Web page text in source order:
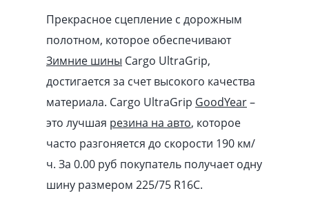
Прекрасное сцепление с дорожным
полотном, которое обеспечивают
Зимние шины Cargo UltraGrip,
достигается за счет высокого качества
материала. Cargo UltraGrip GoodYear–
это лучшая резина на авто, которое
часто разгоняется до скорости 190 км/
ч. За 0.00 pуб покупатель получает одну
шину размером 225/75 R16C.